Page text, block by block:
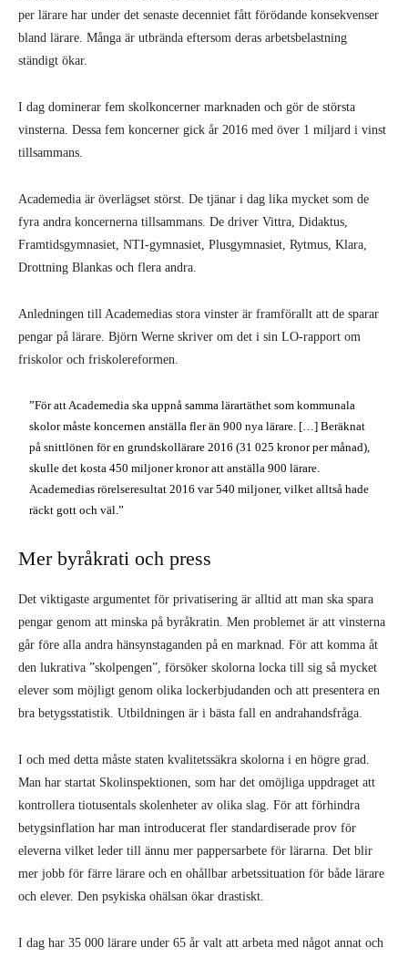
per lärare har under det senaste decenniet fått förödande konsekvenser
bland lärare. Många är utbrända eftersom deras arbetsbelastning
ständigt ökar.
I dag dominerar fem skolkoncerner marknaden och gör de största
vinsterna. Dessa fem koncerner gick år 2016 med över 1 miljard i vinst
tillsammans.
Academedia är överlägset störst. De tjänar i dag lika mycket som de
fyra andra koncernerna tillsammans. De driver Vittra, Didaktus,
Framtidsgymnasiet, NTI-gymnasiet, Plusgymnasiet, Rytmus, Klara,
Drottning Blankas och flera andra.
Anledningen till Academedias stora vinster är framförallt att de sparar
pengar på lärare. Björn Werne skriver om det i sin LO-rapport om
friskolor och friskole­reformen.
”För att Academedia ska uppnå samma lärartäthet som kommunala
skolor måste koncernen anställa fler än 900 nya lärare. […] Beräknat
på snittlönen för en grundskollärare 2016 (31 025 kronor per månad),
skulle det kosta 450 miljoner kronor att anställa 900 lärare.
Academedias rörelseresultat 2016 var 540 miljoner, vilket alltså hade
räckt gott och väl.”
Mer byråkrati och press
Det viktigaste argumentet för privatisering är alltid att man ska spara
pengar genom att minska på byråkratin. Men problemet är att vinsterna
går före alla andra hänsynstaganden på en marknad. För att komma åt
den lukrativa ”skolpengen”, försöker skolorna locka till sig så mycket
elever som möjligt genom olika lockerbjudanden och att presentera en
bra betygsstatistik. Utbildningen är i bästa fall en andra­handsfråga.
I och med detta måste staten kvalitetssäkra skolorna i en högre grad.
Man har startat Skolinspektionen, som har det omöjliga uppdraget att
kontrollera tiotusentals skolenheter av olika slag. För att förhindra
betygsinflation har man introducerat fler standardiserade prov för
eleverna vilket leder till ännu mer pappersarbete för lärarna. Det blir
mer jobb för färre lärare och en ohållbar arbetssituation för både lärare
och elever. Den psykiska ohälsan ökar drastiskt.
I dag har 35 000 lärare under 65 år valt att arbeta med något annat och